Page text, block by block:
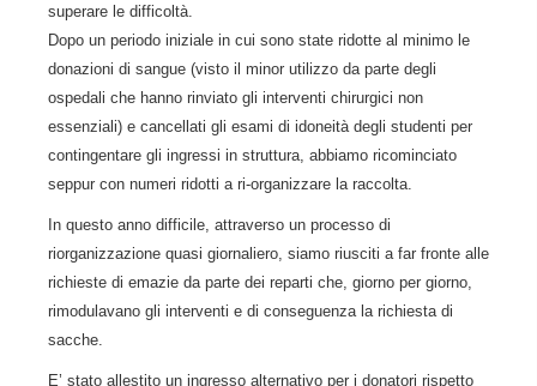
superare le difficoltà.
Dopo un periodo iniziale in cui sono state ridotte al minimo le
donazioni di sangue (visto il minor utilizzo da parte degli
ospedali che hanno rinviato gli interventi chirurgici non
essenziali) e cancellati gli esami di idoneità degli studenti per
contingentare gli ingressi in struttura, abbiamo ricominciato
seppur con numeri ridotti a ri-organizzare la raccolta.
In questo anno difficile, attraverso un processo di
riorganizzazione quasi giornaliero, siamo riusciti a far fronte alle
richieste di emazie da parte dei reparti che, giorno per giorno,
rimodulavano gli interventi e di conseguenza la richiesta di
sacche.
E’ stato allestito un ingresso alternativo per i donatori rispetto